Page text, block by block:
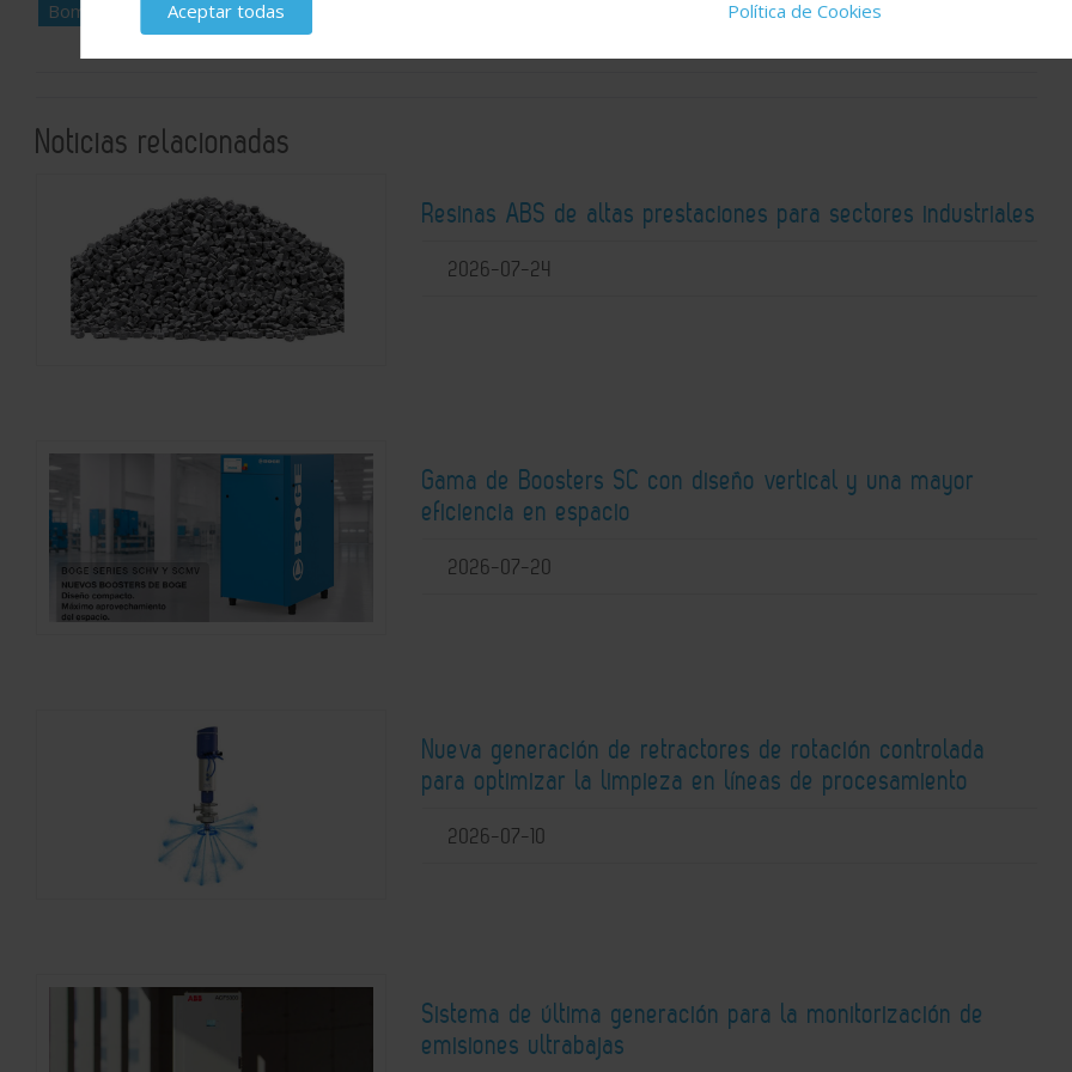
Bombas de diafragma
Cramix
Noticias relacionadas
Resinas ABS de altas prestaciones para sectores industriales
2026-07-24
Gama de Boosters SC con diseño vertical y una mayor
eficiencia en espacio
2026-07-20
Nueva generación de retractores de rotación controlada
para optimizar la limpieza en líneas de procesamiento
2026-07-10
Sistema de última generación para la monitorización de
emisiones ultrabajas
Aceptar todas Política de Cookies